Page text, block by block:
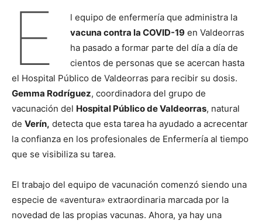
E
l equipo de enfermería que administra la
vacuna contra la COVID-19en Valdeorras
ha pasado a formar parte del día a día de
cientos de personas que se acercan hasta
el Hospital Público de Valdeorras para recibir su dosis.
Gemma Rodríguez, coordinadora del grupo de
vacunación del Hospital Público de Valdeorras, natural
de Verín, detecta que esta tarea ha ayudado a acrecentar
la confianza en los profesionales de Enfermería al tiempo
que se visibiliza su tarea.
El trabajo del equipo de vacunación comenzó siendo una
especie de «aventura» extraordinaria marcada por la
novedad de las propias vacunas. Ahora, ya hay una